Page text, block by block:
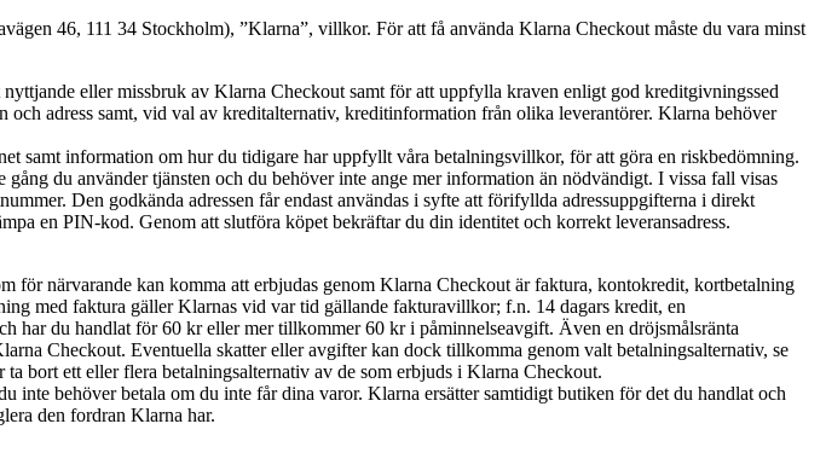
46, 111 34 Stockholm), ”Klarna”, villkor. För att få använda Klarna Checkout måste du vara minst
eller missbruk av Klarna Checkout samt för att uppfylla kraven enligt god kreditgivningssed
adress samt, vid val av kreditalternativ, kreditinformation från olika leverantörer. Klarna behöver
samt information om hur du tidigare har uppfyllt våra betalningsvillkor, för att göra en riskbedömning.
du använder tjänsten och du behöver inte ange mer information än nödvändigt. I vissa fall visas
Den godkända adressen får endast användas i syfte att förifyllda adressuppgifterna i direkt
en PIN-kod. Genom att slutföra köpet bekräftar du din identitet och korrekt leveransadress.
närvarande kan komma att erbjudas genom Klarna Checkout är faktura, kontokredit, kortbetalning
med faktura gäller Klarnas vid var tid gällande fakturavillkor; f.n. 14 dagars kredit, en
du handlat för 60 kr eller mer tillkommer 60 kr i påminnelseavgift. Även en dröjsmålsränta
Checkout. Eventuella skatter eller avgifter kan dock tillkomma genom valt betalningsalternativ, se
bort ett eller flera betalningsalternativ av de som erbjuds i Klarna Checkout.
behöver betala om du inte får dina varor. Klarna ersätter samtidigt butiken för det du handlat och
den fordran Klarna har.